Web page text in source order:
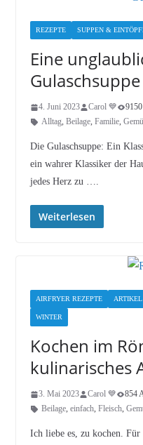
REZEPTE SUPPEN &
Eine
Gulaschsuppe
4. Juni 2023 Carol 💙
Alltag, Beilage, Familie,
Die Gulaschsuppe: Ein
ein wahrer Klassiker der
jedes Herz zu ….
Weiterlesen
AIRFRYER REZEPTE ARTIKEL
WINTER
Kochen im
kulinarisches
3. Mai 2023 Carol 💙
854
Beilage, einfach, Fleisch,
Ich liebe es, zu kochen.